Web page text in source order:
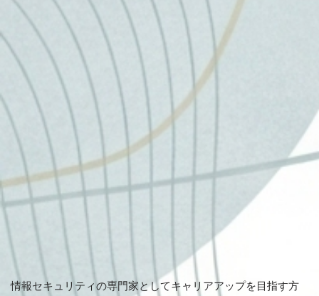
情報セキュリティの専門家としてキャリアアップを目指す方